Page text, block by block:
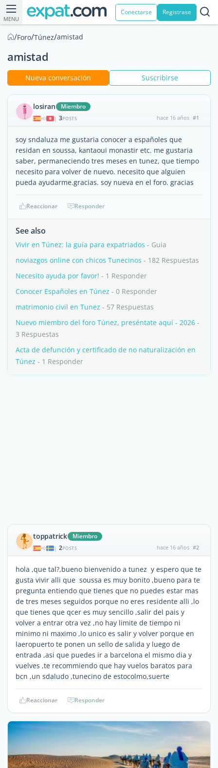
MENU
Conectarse Registrase
/Foro/Túnez/amistad
amistad
Nueva conversación Suscribirse
losiran Miembro
| 3POSTS hace 16 años #1
soy sndaluza me gustaria conocer a españoles que
residan en soussa, kantaoui monastir etc. me gustaria
saber, permaneciendo tres meses en tunez, que tiempo
necesito para volver de nuevo. necesito que alguien
pueda ayudarme.gracias. soy nueva en el foro. gracias
Reaccionar Responder
See also
Vivir en Túnez: la guía para expatriados - Guia
noviazgos online con chicos Tunecinos - 182 Respuestas
Necesito ayuda por favor! - 1 Responder
Conocer Españoles en Túnez - 0 Responder
matrimonio civil en Tunez - 57 Respuestas
Nuevo miembro del foro Túnez, preséntate aquí - 2026 -
3 Respuestas
Acta de defunción y certificado de no naturalización en
Túnez - 1 Responder
toppatrick Miembro
| 2POSTS hace 16 años #2
hola ,que tal?,bueno bienvenido a tunez y espero que te
gusta vivir alli que soussa es muy bonito ,bueno para te
pregunta entiendo que tienes que no puedes estar mas
de tres meses seguidos porque no eres residente alli ,lo
que tienes que qcer es muy sencillo ,salir del pais y
volver a entrar otra vez ,no hay limite de tiempo ni
minimo ni maximo ,lo unico es salir y volver porque en
laeropuerto te ponen un sello de salida y luego de
entrada ,asi que puedes ir a barcelona el mismo dia y
vuelves ,te recommiendo que hay vuelos baratos para
bcn ,un sdaludo ,tunecino de estocolmo,suerte
Reaccionar Responder